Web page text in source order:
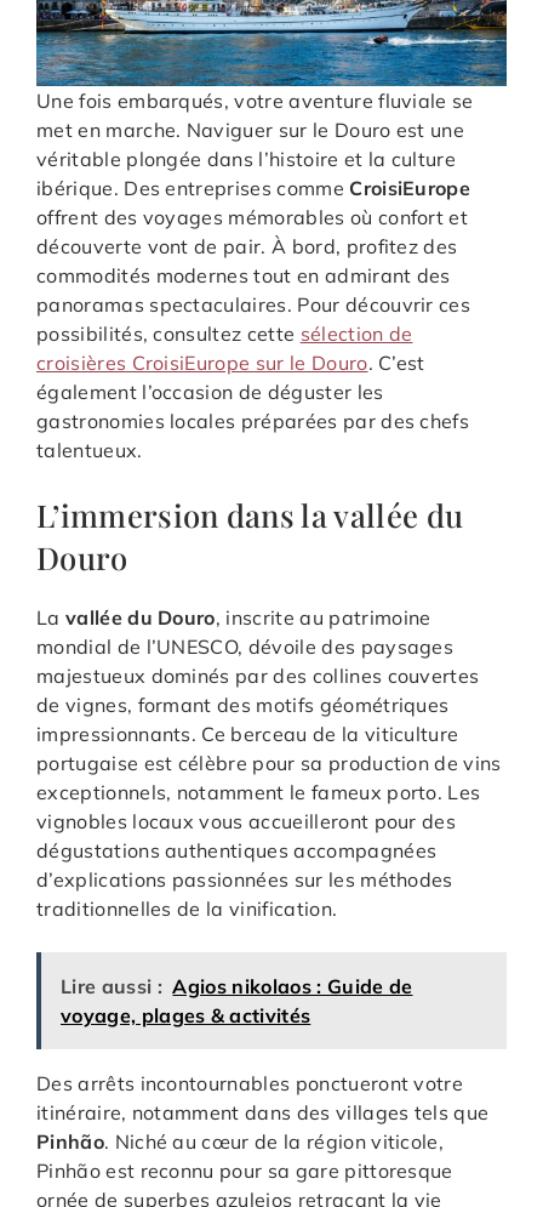
Une fois embarqués, votre aventure fluviale se
met en marche. Naviguer sur le Douro est une
véritable plongée dans l’histoire et la culture
ibérique. Des entreprises comme CroisiEurope
offrent des voyages mémorables où confort et
découverte vont de pair. À bord, profitez des
commodités modernes tout en admirant des
panoramas spectaculaires. Pour découvrir ces
possibilités, consultez cette sélection de
croisières CroisiEurope sur le Douro. C’est
également l’occasion de déguster les
gastronomies locales préparées par des chefs
talentueux.
L’immersion dans la vallée du
Douro
La vallée du Douro, inscrite au patrimoine
mondial de l’UNESCO, dévoile des paysages
majestueux dominés par des collines couvertes
de vignes, formant des motifs géométriques
impressionnants. Ce berceau de la viticulture
portugaise est célèbre pour sa production de vins
exceptionnels, notamment le fameux porto. Les
vignobles locaux vous accueilleront pour des
dégustations authentiques accompagnées
d’explications passionnées sur les méthodes
traditionnelles de la vinification.
Lire aussi : Agios nikolaos : Guide de
voyage, plages & activités
Des arrêts incontournables ponctueront votre
itinéraire, notamment dans des villages tels que
Pinhão. Niché au cœur de la région viticole,
Pinhão est reconnu pour sa gare pittoresque
ornée de superbes azulejos retraçant la vie